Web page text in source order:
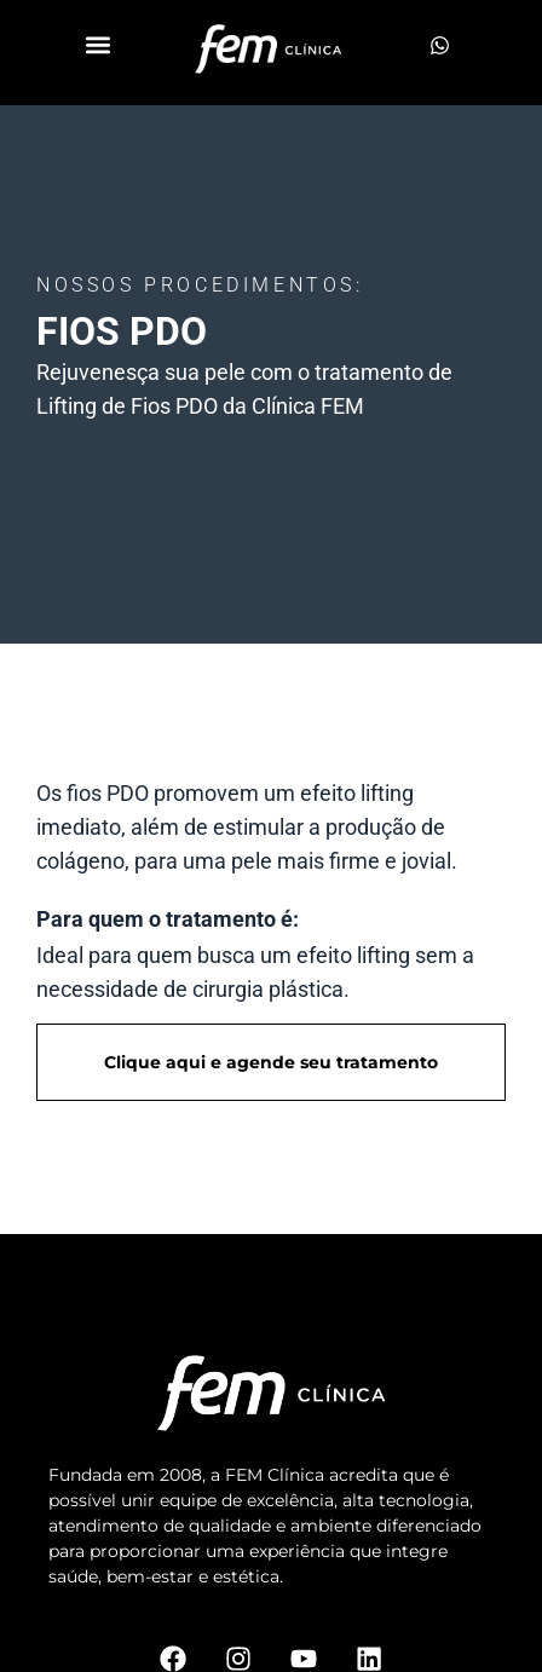
NOSSOS PROCEDIMENTOS:
FIOS PDO
Rejuvenesça sua pele com o tratamento de
Lifting de Fios PDO da Clínica FEM
Os fios PDO promovem um efeito lifting
imediato, além de estimular a produção de
colágeno, para uma pele mais firme e jovial.
Para quem o tratamento é:
Ideal para quem busca um efeito lifting sem a
necessidade de cirurgia plástica.
Clique aqui e agende seu tratamento
Fundada em 2008, a FEM Clínica acredita que é
possível unir equipe de excelência, alta tecnologia,
atendimento de qualidade e ambiente diferenciado
para proporcionar uma experiência que integre
saúde, bem-estar e estética.